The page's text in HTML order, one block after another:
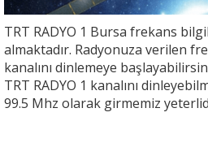
TRT RADYO 1 Bursa frekans
almaktadır. Radyonuza verilen
kanalını dinlemeye
TRT RADYO 1 kanalını
99.5 Mhz olarak girmemiz